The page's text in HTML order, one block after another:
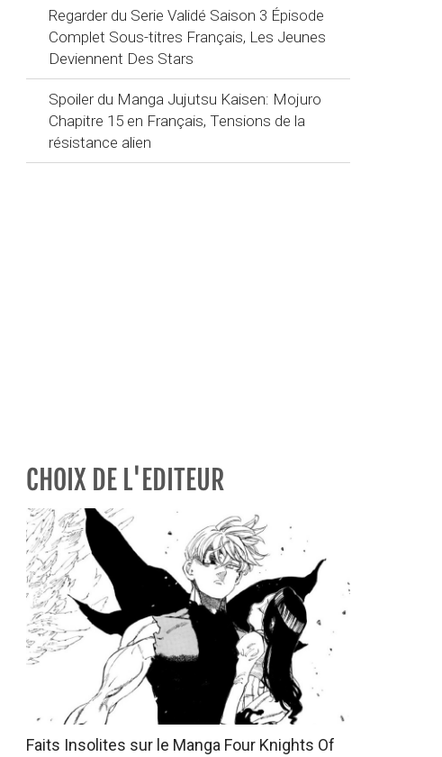
Regarder du Serie Validé Saison 3 Épisode
Complet Sous-titres Français, Les Jeunes
Deviennent Des Stars
Spoiler du Manga Jujutsu Kaisen: Mojuro
Chapitre 15 en Français, Tensions de la
résistance alien
CHOIX DE L'EDITEUR
Faits Insolites sur le Manga Four Knights Of